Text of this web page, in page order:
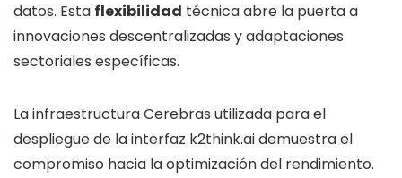
datos. Esta flexibilidad técnica abre la puerta a
innovaciones descentralizadas y adaptaciones
sectoriales específicas.
La infraestructura Cerebras utilizada para el
despliegue de la interfaz k2think.ai demuestra el
compromiso hacia la optimización del rendimiento.